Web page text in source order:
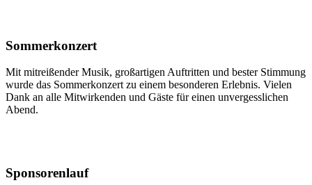
Sommerkonzert
Mit mitreißender Musik, großartigen Auftritten und bester Stimmung
wurde das Sommerkonzert zu einem besonderen Erlebnis. Vielen
Dank an alle Mitwirkenden und Gäste für einen unvergesslichen
Abend.
Sponsorenlauf